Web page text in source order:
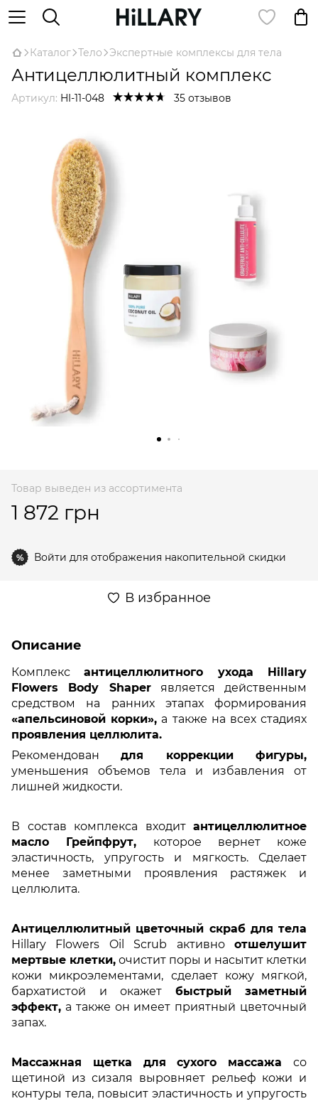
Каталог Тело Экспертные комплексы для тела
Антицеллюлитный комплекс
Артикул: HI-11-048 35 отзывов
Товар выведен из ассортимента
1 872 грн
% Войти для отображения накопительной скидки
В избранное
Описание
Комплексантицеллюлитного ухода Hillary
Flowers Body Shaperявляется действенным
средством на ранних этапах формирования
«апельсиновой корки», а также на всех стадиях
проявления целлюлита.
Рекомендовандля коррекции фигуры,
уменьшения объемов тела и избавления от
лишней жидкости.
В состав комплекса входит антицеллюлитное
масло Грейпфрут, которое вернет коже
эластичность, упругость и мягкость. Сделает
менее заметными проявления растяжек и
целлюлита.
Антицеллюлитный цветочный скраб для тела
Hillary Flowers Oil Scrub активно отшелушит
мертвые клетки, очистит поры и насытит клетки
кожи микроэлементами, сделает кожу мягкой,
бархатистой и окажет быстрый заметный
эффект, а также он имеет приятный цветочный
запах.
Массажная щетка для сухого массажа со
щетиной из сизаля выровняет рельеф кожи и
контуры тела, повысит эластичность и упругость